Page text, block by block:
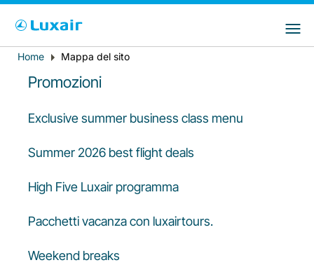
LuxairTours
Breadcrumb
Home Mappa del sito
Promozioni
Exclusive summer business class menu
Summer 2026 best flight deals
High Five Luxair programma
Pacchetti vacanza con luxairtours.
Weekend breaks